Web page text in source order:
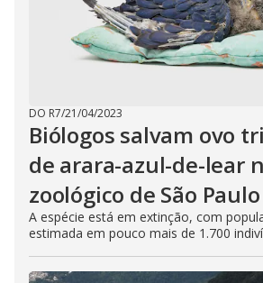
DO R7/21/04/2023
Biólogos salvam ovo
de arara-azul-de-lear
zoológico de São Paulo
A espécie está em extinção, com
estimada em pouco mais de 1.700